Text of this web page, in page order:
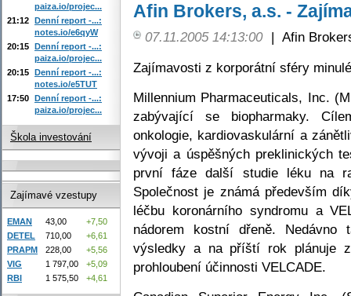
Afin Brokers, a.s. -
07.11.2005 14:13:00 | Afin
Zajímavosti z korporátní sféry
Millennium Pharmaceuticals, Inc.
zabývající se biopharmaky.
onkologie, kardiovaskulární a
vývoji a úspěšných preklinických
první fáze další studie léku na
Společnost je známá především
léčbu koronárního syndromu a
nádorem kostní dřeně. Nedávno
výsledky a na příští rok plánuje
prohloubení účinnosti VELCADE.
paiza.io/projec...
21:12 Denní report -...:
notes.io/e6qyW
20:15 Denní report -...:
paiza.io/projec...
20:15 Denní report -...:
notes.io/e5TUT
17:50 Denní report -...:
paiza.io/projec...
Škola investování
Zajímavé vzestupy
EMAN 43,00
+7,50
DETEL
710,00
+6,61
PRAPM
228,00
+5,56
VIG
1 797,00
+5,09
RBI
1 575,50 +4,61